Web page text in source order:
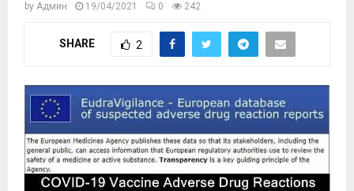
by Админ 19/04/2021 0 242
SHARE 2